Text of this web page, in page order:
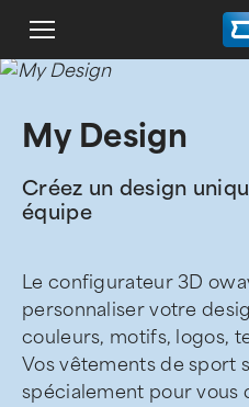
My Design
Créez un design
équipe
Le configurateur 3D
personnaliser votre
couleurs, motifs, logos,
Vos vêtements de sport
spécialement pour vous